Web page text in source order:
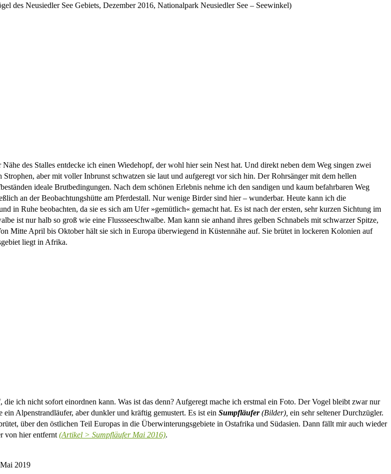
des Neusiedler See Gebiets, Dezember 2016, Nationalpark Neusiedler See – Seewinkel)
des Stalles entdecke ich einen Wiedehopf, der wohl hier sein Nest hat. Und direkt neben dem Weg singen zwei
Strophen, aber mit voller Inbrunst schwatzen sie laut und aufgeregt vor sich hin. Der Rohrsänger mit dem hellen
ideale Brutbedingungen. Nach dem schönen Erlebnis nehme ich den sandigen und kaum befahrbaren Weg
an der Beobachtungshütte am Pferdestall. Nur wenige Birder sind hier – wunderbar. Heute kann ich die
in Ruhe beobachten, da sie es sich am Ufer »gemütlich« gemacht hat. Es ist nach der ersten, sehr kurzen Sichtung im
ist nur halb so groß wie eine Flussseeschwalbe. Man kann sie anhand ihres gelben Schnabels mit schwarzer Spitze,
Mitte April bis Oktober hält sie sich in Europa überwiegend in Küstennähe auf. Sie brütet in lockeren Kolonien auf
liegt in Afrika.
ich nicht sofort einordnen kann. Was ist das denn? Aufgeregt mache ich erstmal ein Foto. Der Vogel bleibt zwar nur
Alpenstrandläufer, aber dunkler und kräftig gemustert. Es ist ein Sumpfläufer(Bilder), ein sehr seltener Durchzügler.
über den östlichen Teil Europas in die Überwinterungsgebiete in Ostafrika und Südasien. Dann fällt mir auch wieder
von hier entfernt (Artikel > Sumpfläufer Mai 2016).
2019